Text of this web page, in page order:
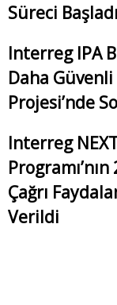
Süreci Başladı
Interreg IPA
Daha
Projesi’nde
Interreg
Çağrı
Verildi